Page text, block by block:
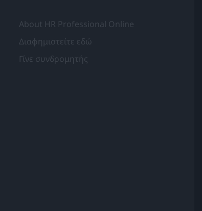
About HR Professional Online
Διαφημιστείτε εδώ
Γίνε συνδρομητής